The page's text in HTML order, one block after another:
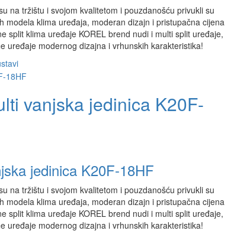
na tržištu i svojom kvalitetom i pouzdanošću privukli su
klima uređaja, moderan dizajn i pristupačna cijena
split klima uređaje KOREL brend nudi i multi split uređaje,
uređaje modernog dizajna i vrhunskih karakteristika!
vanjska jedinica K20F-
jedinica K20F-18HF
na tržištu i svojom kvalitetom i pouzdanošću privukli su
modela klima uređaja, moderan dizajn i pristupačna cijena
split klima uređaje KOREL brend nudi i multi split uređaje,
uređaje modernog dizajna i vrhunskih karakteristika!